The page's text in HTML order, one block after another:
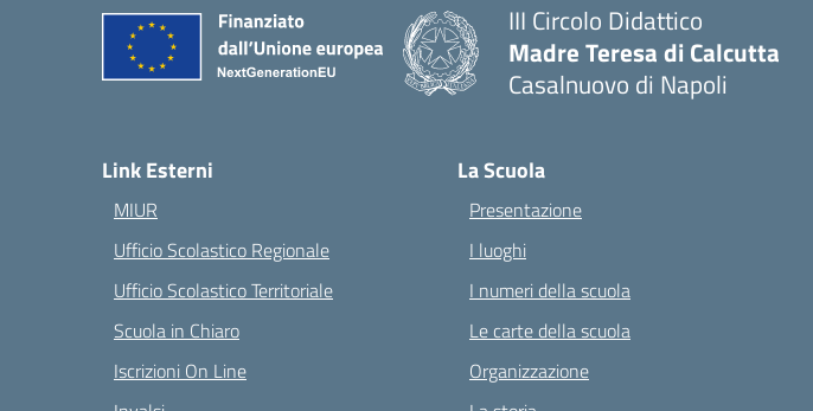
III Circolo Didattico
Madre Teresa di Calcutta
Casalnuovo di Napoli
Link Esterni
MIUR
Ufficio Scolastico Regionale
Ufficio Scolastico Territoriale
Scuola in Chiaro
Iscrizioni On Line
La Scuola
Presentazione
I luoghi
I numeri della scuola
Le carte della scuola
Organizzazione